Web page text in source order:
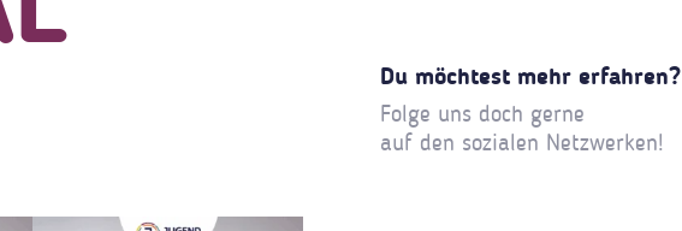
Du möchtest mehr erfahren?
Folge uns doch gerne
auf den sozialen Netzwerken!